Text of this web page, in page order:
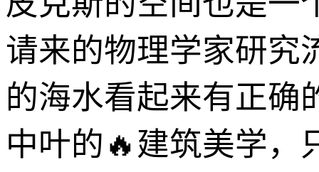
请来的物理学家研究
的海水看起来有正确
中叶的🔥建筑美学，